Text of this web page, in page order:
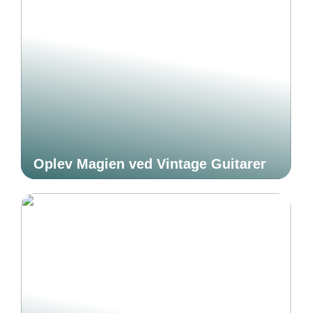
Oplev Magien ved Vintage Guitarer